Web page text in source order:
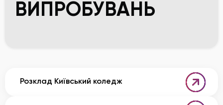
ВИПРОБУВАНЬ
Розклад Київський коледж